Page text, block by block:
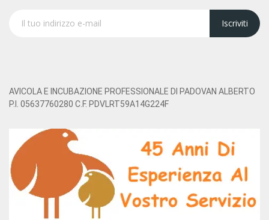
Iscriviti
AVICOLA E INCUBAZIONE PROFESSIONALE DI PADOVAN ALBERTO
P.I. 05637760280 C.F. PDVLRT59A14G224F